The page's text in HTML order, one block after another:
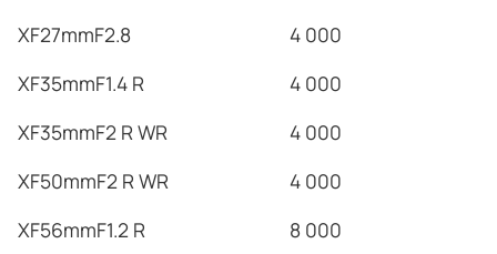
XF27mmF2.8
4 000
XF35mmF1.4 R
4 000
XF35mmF2 R WR
4 000
XF50mmF2 R WR
4 000
XF56mmF1.2 R
8 000